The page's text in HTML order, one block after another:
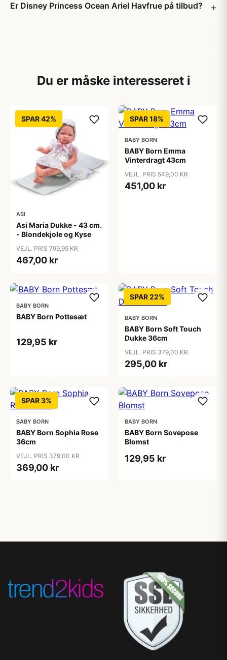
Er Disney Princess Ocean Ariel Havfrue på tilbud?
Du er måske interesseret i
SPAR 42%
ASI
Asi Maria Dukke - 43 cm.
- Blondekjole og Kyse
VEJL. PRIS 799,95 KR
467,00 kr
SPAR 18%
BABY BORN
BABY Born Emma
Vinterdragt 43cm
VEJL. PRIS 549,00 KR
451,00 kr
BABY BORN
BABY Born Pottesæt
129,95 kr
SPAR 22%
BABY BORN
BABY Born Soft Touch
Dukke 36cm
VEJL. PRIS 379,00 KR
295,00 kr
SPAR 3%
BABY BORN
BABY Born Sophia Rose
36cm
VEJL. PRIS 379,00 KR
369,00 kr
BABY BORN
BABY Born Sovepose
Blomst
129,95 kr